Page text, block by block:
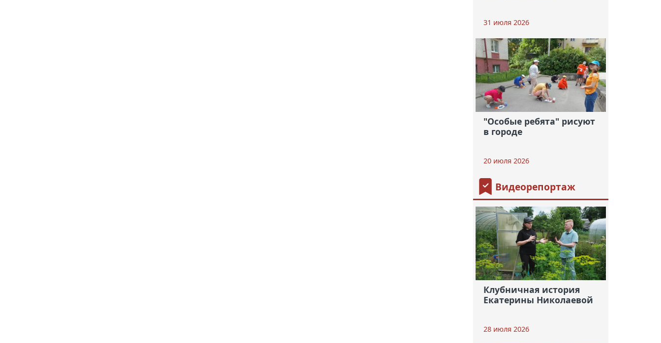
31 июля 2026
"Особые ребята" рисуют
в городе
20 июля 2026
Видеорепортаж
Клубничная история
Екатерины Николаевой
28 июля 2026